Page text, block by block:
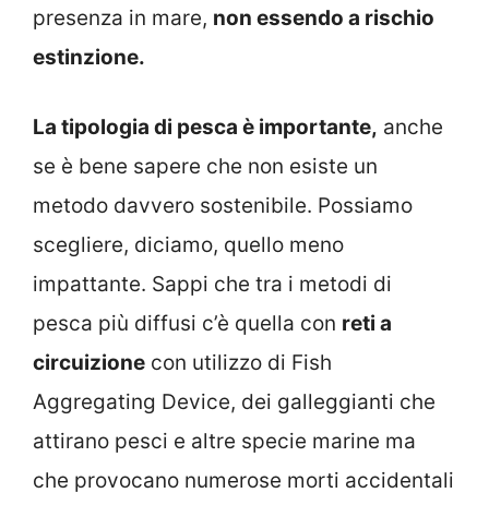
presenza in mare, non essendo a rischio
estinzione.
La tipologia di pesca è importante, anche
se è bene sapere che non esiste un
metodo davvero sostenibile. Possiamo
scegliere, diciamo, quello meno
impattante. Sappi che tra i metodi di
pesca più diffusi c’è quella con reti a
circuizione con utilizzo di Fish
Aggregating Device, dei galleggianti che
attirano pesci e altre specie marine ma
che provocano numerose morti accidentali